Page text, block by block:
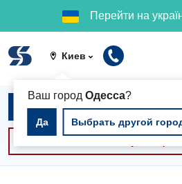
Перейти на
Киев
Ваш город Одесса?
Да Выбрать другой
Записаться на